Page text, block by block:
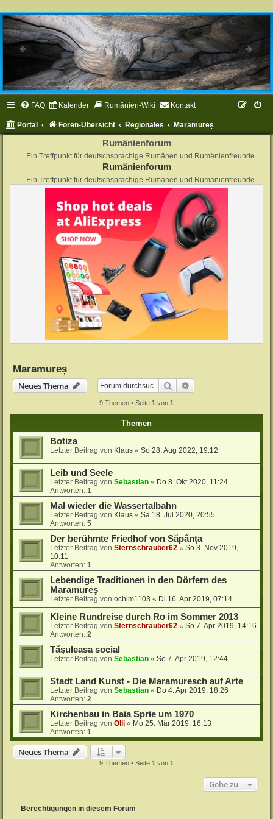
FAQ Kalender Rumänien-Wiki Kontakt
Portal Foren-Übersicht Regionales Maramureș
Rumänienforum
Ein Treffpunkt für deutschsprachige Rumänen und Rumänienfreunde
Rumänienforum
Ein Treffpunkt für deutschsprachige Rumänen und Rumänienfreunde
Maramureș
Neues Thema
Suche
9 Themen • Seite 1 von 1
Themen
Botiza
Letzter Beitrag von Klaus « So 28. Aug 2022, 19:12
Leib und Seele
Letzter Beitrag von Sebastian « Do 8. Okt 2020, 11:24
Antworten: 1
Mal wieder die Wassertalbahn
Letzter Beitrag von Klaus « Sa 18. Jul 2020, 20:55
Antworten: 5
Der berühmte Friedhof von Săpânța
Letzter Beitrag von Sternschrauber62 « So 3. Nov 2019,
10:11
Antworten: 1
Lebendige Traditionen in den Dörfern des
Maramureş
Letzter Beitrag von ochim1103 « Di 16. Apr 2019, 07:14
Kleine Rundreise durch Ro im Sommer 2013
Letzter Beitrag von Sternschrauber62 « So 7. Apr 2019, 14:16
Antworten: 2
Tăşuleasa social
Letzter Beitrag von Sebastian « So 7. Apr 2019, 12:44
Stadt Land Kunst - Die Maramuresch auf Arte
Letzter Beitrag von Sebastian « Do 4. Apr 2019, 18:26
Antworten: 2
Kirchenbau in Baia Sprie um 1970
Letzter Beitrag von Olli « Mo 25. Mär 2019, 16:13
Antworten: 1
Neues Thema
9 Themen • Seite 1 von 1
Gehe zu
Berechtigungen in diesem Forum